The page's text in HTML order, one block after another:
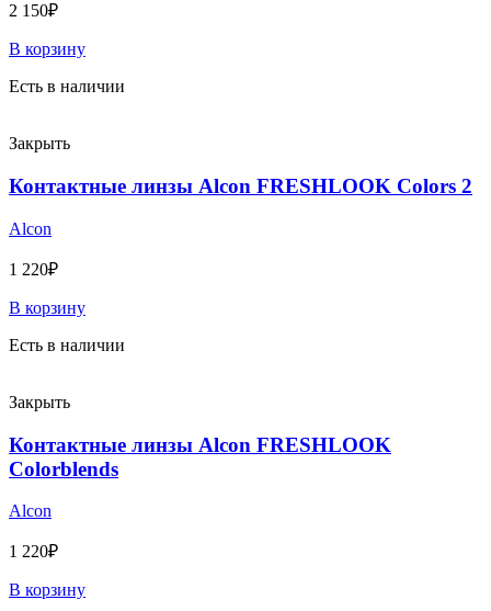
2 150₽
В корзину
Есть в наличии
Закрыть
Контактные линзы Alcon FRESHLOOK Colors 2
Alcon
1 220₽
В корзину
Есть в наличии
Закрыть
Контактные линзы Alcon FRESHLOOK
Colorblends
Alcon
1 220₽
В корзину